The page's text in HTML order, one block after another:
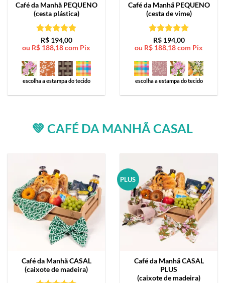
Café da Manhã PEQUENO
(cesta plástica)
Avaliação5
de 5
R$194,00
ou R$ 188,18com Pix
escolha a estampa do tecido
Café da Manhã PEQUENO
(cesta de vime)
Avaliação5
de 5
R$194,00
ou R$ 188,18com Pix
escolha a estampa do tecido
💚 CAFÉ DA MANHÃ CASAL
Café da ManhãCASAL
(caixote de madeira)
PLUS
Café da ManhãCASAL
PLUS
(caixote de madeira)